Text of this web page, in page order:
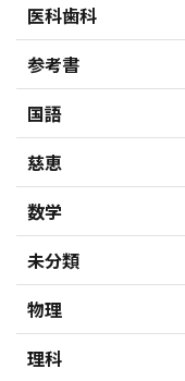
医科歯科
参考書
国語
慈恵
数学
未分類
物理
理科